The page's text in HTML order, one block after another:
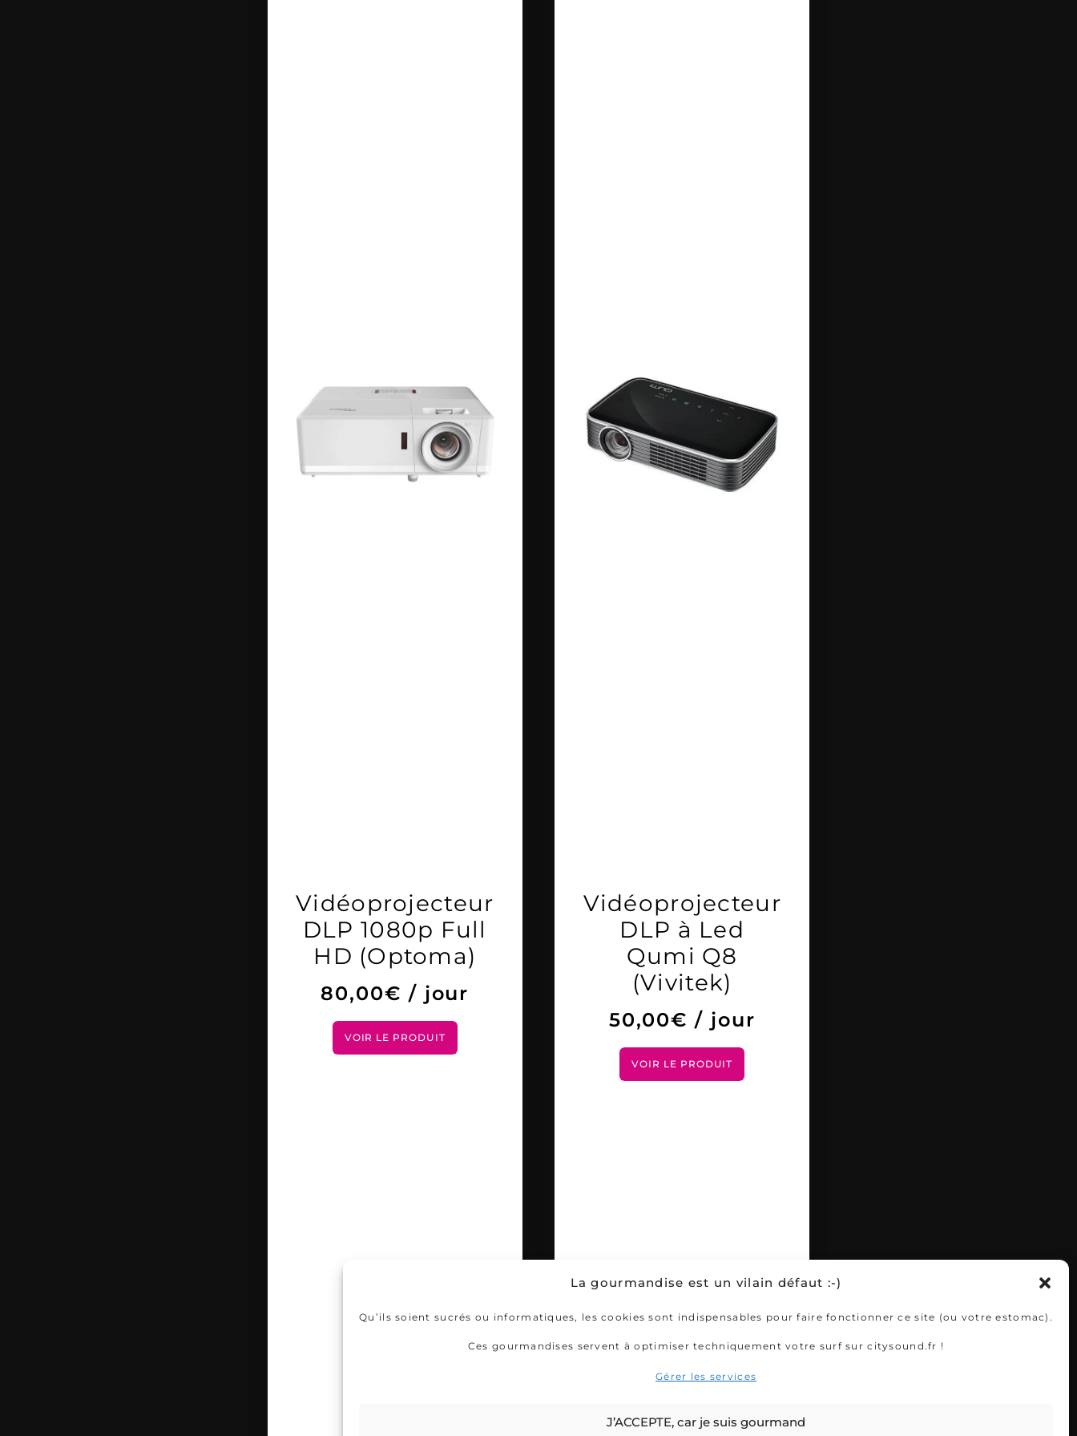
La gourmandise est un vilain défaut :-)
Qu’ils soient sucrés ou informatiques, les cookies sont indispensables pour faire fonctionner ce site (ou votre estomac).
Ces gourmandises servent à optimiser techniquement votre surf sur citysound.fr !
Gérer les services
J’ACCEPTE, car je suis gourmand
Vidéoprojecteur
DLP 1080p Full
HD (Optoma)
80,00€ / jour
VOIR LE PRODUIT
Vidéoprojecteur
DLP à Led
Qumi Q8
(Vivitek)
50,00€ / jour
VOIR LE PRODUIT